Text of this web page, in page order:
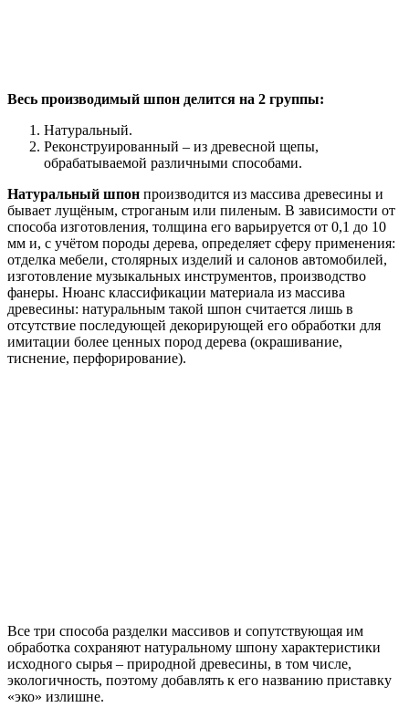
Весь производимый шпон делится на 2 группы:
Натуральный.
Реконструированный – из древесной щепы,
обрабатываемой различными способами.
Натуральный шпон производится из массива древесины и
бывает лущёным, строганым или пиленым. В зависимости от
способа изготовления, толщина его варьируется от 0,1 до 10
мм и, с учётом породы дерева, определяет сферу применения:
отделка мебели, столярных изделий и салонов автомобилей,
изготовление музыкальных инструментов, производство
фанеры. Нюанс классификации материала из массива
древесины: натуральным такой шпон считается лишь в
отсутствие последующей декорирующей его обработки для
имитации более ценных пород дерева (окрашивание,
тиснение, перфорирование).
Все три способа разделки массивов и сопутствующая им
обработка сохраняют натуральному шпону характеристики
исходного сырья – природной древесины, в том числе,
экологичность, поэтому добавлять к его названию приставку
«эко» излишне.